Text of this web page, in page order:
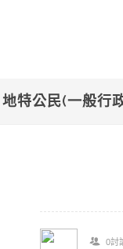
特公民(一般行
0討